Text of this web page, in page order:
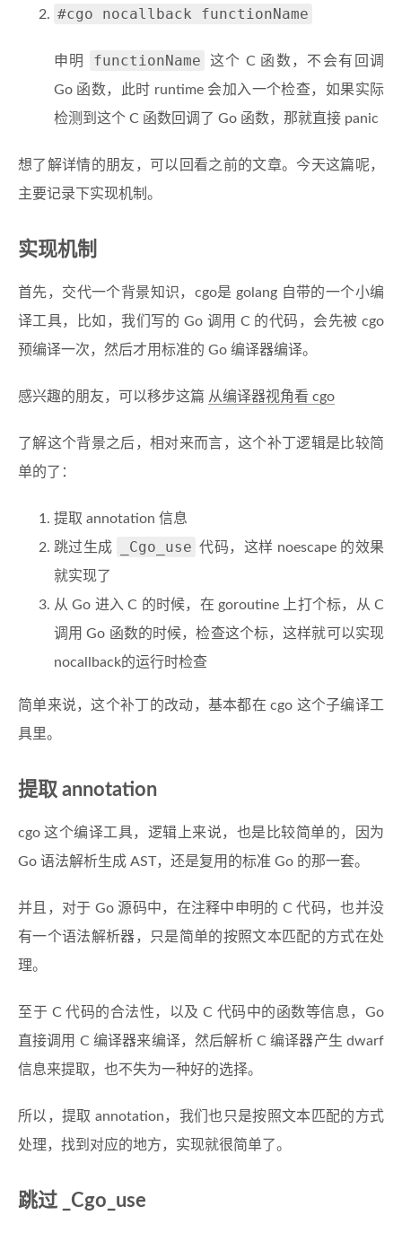
#cgo nocallback functionName
申明 functionName
这个 C 函数，不会有回调
Go 函数，此时 runtime 会加入一个检查，如果实际
检测到这个 C 函数回调了 Go 函数，那就直接 panic
想了解详情的朋友，可以回看之前的文章。今天这篇呢，
主要记录下实现机制。
实现机制
首先，交代一个背景知识，cgo是 golang 自带的一个小编
译工具，比如，我们写的 Go 调用 C 的代码，会先被 cgo
预编译一次，然后才用标准的 Go 编译器编译。
感兴趣的朋友，可以移步这篇 从编译器视角看 cgo
了解这个背景之后，相对来而言，这个补丁逻辑是比较简
单的了：
提取 annotation 信息
跳过生成
_Cgo_use 代码，这样 noescape 的效果
就实现了
从 Go 进入 C 的时候，在 goroutine 上打个标，从 C
调用 Go 函数的时候，检查这个标，这样就可以实现
nocallback的运行时检查
简单来说，这个补丁的改动，基本都在 cgo 这个子编译工
具里。
提取 annotation
cgo 这个编译工具，逻辑上来说，也是比较简单的，因为
Go 语法解析生成 AST，还是复用的标准 Go 的那一套。
并且，对于 Go 源码中，在注释中申明的 C 代码，也并没
有一个语法解析器，只是简单的按照文本匹配的方式在处
理。
至于 C 代码的合法性，以及 C 代码中的函数等信息，Go
直接调用 C 编译器来编译，然后解析 C 编译器产生 dwarf
信息来提取，也不失为一种好的选择。
所以，提取 annotation，我们也只是按照文本匹配的方式
处理，找到对应的地方，实现就很简单了。
跳过 _Cgo_use